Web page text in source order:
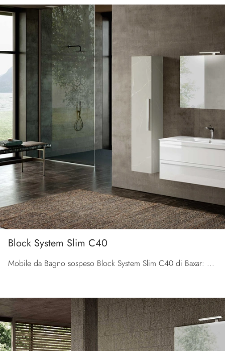
Block System Slim C40
Mobile da Bagno sospeso Block System Slim C40 di Baxar: clicca e ottieni informazioni su mobili bagno sospesi in melaminico e accessori del marchio.